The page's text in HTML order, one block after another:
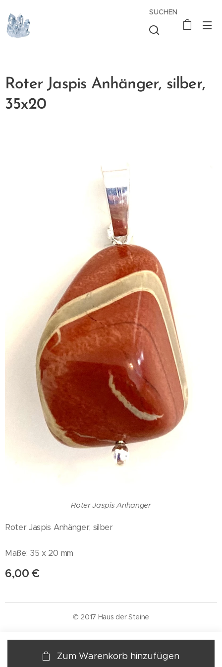
SUCHEN
Roter Jaspis Anhänger, silber,
35x20
Roter Jaspis Anhänger
Roter Jaspis Anhänger, silber
Maße: 35 x 20 mm
6,00 €
Zum Warenkorb hinzufügen
© 2017 Haus der Steine